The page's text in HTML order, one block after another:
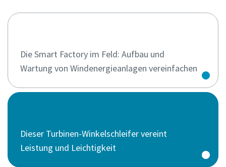
Die Smart Factory im Feld: Aufbau und
Wartung von Wind­energie­anlagen vereinfachen
Dieser Turbinen-Winkelschleifer vereint
Leistung und Leichtigkeit